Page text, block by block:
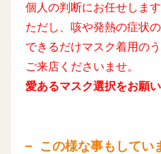
個人の判断にお任せします
ただし、咳や発熱の症状
できるだけマスク着用のう
ご来店くださいませ。
愛あるマスク選択をお願
この様な事もしてい